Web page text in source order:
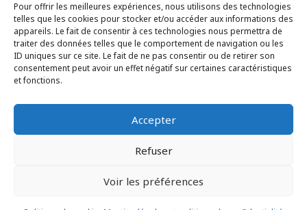
Pour offrir les meilleures expériences, nous utilisons des technologies
telles que les cookies pour stocker et/ou accéder aux informations des
appareils. Le fait de consentir à ces technologies nous permettra de
traiter des données telles que le comportement de navigation ou les
ID uniques sur ce site. Le fait de ne pas consentir ou de retirer son
consentement peut avoir un effet négatif sur certaines caractéristiques
et fonctions.
Accepter
Refuser
Voir les préférences
←album précédent album suivant→
© 2026 Le Lab'Albums
Inscription Newsletter